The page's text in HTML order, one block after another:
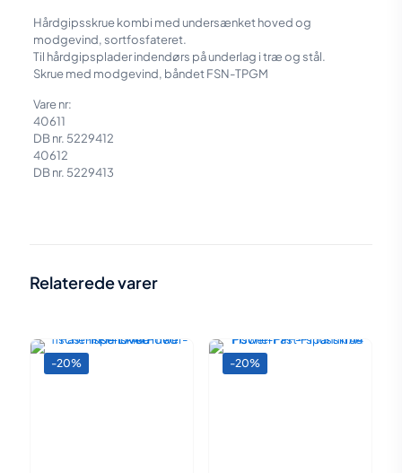
Hårdgipsskrue kombi med undersænket hoved og
modgevind, sortfosfateret.
Til hårdgipsplader indendørs på underlag i træ og stål.
Skrue med modgevind, båndet FSN-TPGM
Vare nr:
40611
DB nr. 5229412
40612
DB nr. 5229413
Relaterede varer
-20% -20%